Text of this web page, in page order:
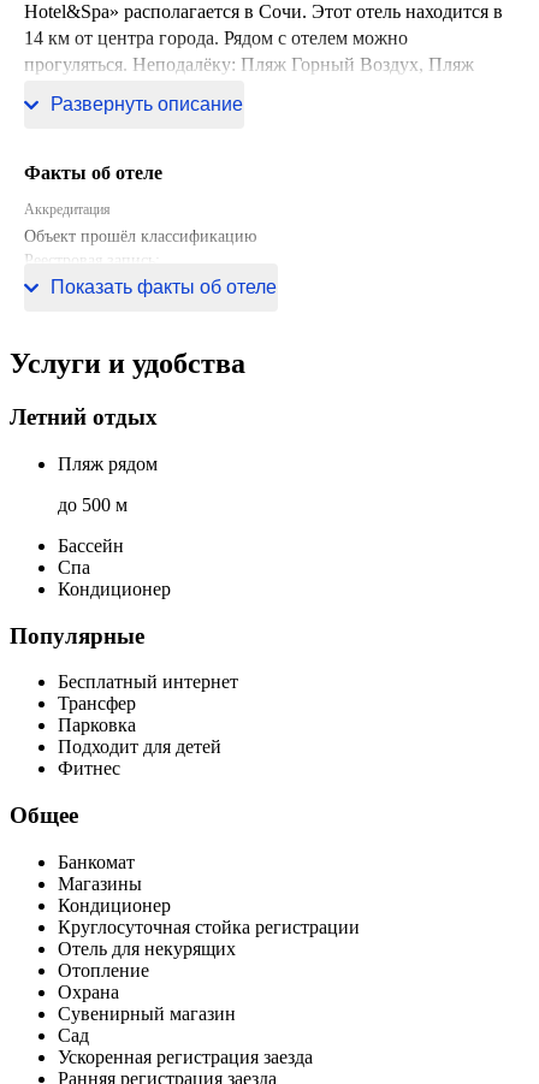
Hotel&Spa» располагается в Сочи. Этот отель находится в
14 км от центра города. Рядом с отелем можно
прогуляться. Неподалёку: Пляж Горный Воздух, Пляж
Развернуть описание
Факты об отеле
Аккредитация
Объект прошёл классификацию
Реестровая запись:
С232024009008
Показать факты об отеле
Услуги и удобства
Летний отдых
Пляж рядом
до 500 м
Бассейн
Спа
Кондиционер
Популярные
Бесплатный интернет
Трансфер
Парковка
Подходит для детей
Фитнес
Общее
Банкомат
Магазины
Кондиционер
Круглосуточная стойка регистрации
Отель для некурящих
Отопление
Охрана
Сувенирный магазин
Сад
Ускоренная регистрация заезда
Ранняя регистрация заезда